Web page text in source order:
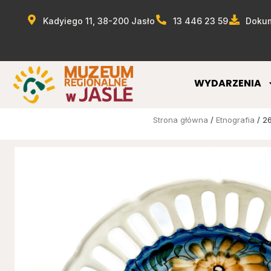
Kadyiego 11, 38-200 Jasło 13 446 23 59
WYDARZENIA
Strona główna / Etnografia /